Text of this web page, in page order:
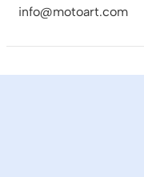
info@motoart.com